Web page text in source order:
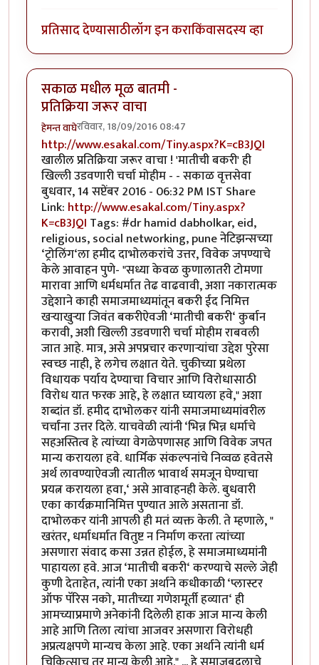
प्रतिसाद देण्यासाठीलॉग इन कराकिंवासदस्य व्हा
सकाळ मधील मूळ बातमी -
प्रतिक्रिया जरूर वाचा
हेमन्त वाघेरविवार, 18/09/2016 08:47
http://www.esakal.com/Tiny.aspx?K=cB3JQI
खालील प्रतिक्रिया जरूर वाचा ! 'मातीची बकरी' ही
खिल्ली उडवणारी चर्चा मोहीम - - सकाळ वृत्तसेवा
बुधवार, 14 सप्टेंबर 2016 - 06:32 PM IST Share
Link: http://www.esakal.com/Tiny.aspx?
K=cB3JQI Tags: #dr hamid dabholkar, eid,
religious, social networking, pune नेटिझन्सच्या
‘ट्रोलिंग‘ला हमीद दाभोलकरांचे उत्तर, विवेक जपण्याचे
केले आवाहन पुणे- "सध्या केवळ कुणालातरी टोमणा
मारावा आणि धर्मधर्मात तेढ वाढवावी, अशा नकारात्मक
उद्देशाने काही समाजमाध्यमांतून बकरी ईद निमित्त
खऱ्याखुऱ्या जिवंत बकरीऐवजी ‘मातीची बकरी‘ कुर्बान
करावी, अशी खिल्ली उडवणारी चर्चा मोहीम राबवली
जात आहे. मात्र, असे अपप्रचार करणाऱ्यांचा उद्देश पुरेसा
स्वच्छ नाही, हे लगेच लक्षात येते. चुकीच्या प्रथेला
विधायक पर्याय देण्याचा विचार आणि विरोधासाठी
विरोध यात फरक आहे, हे लक्षात घ्यायला हवे," अशा
शब्दांत डॉ. हमीद दाभोलकर यांनी समाजमाध्यमांवरील
चर्चांना उत्तर दिले. याचवेळी त्यांनी ‘भिन्न भिन्न धर्माचे
सहअस्तित्व हे त्यांच्या वेगळेपणासह आणि विवेक जपत
मान्य करायला हवे. धार्मिक संकल्पनांचे निव्वळ हवेतसे
अर्थ लावण्याऐवजी त्यातील भावार्थ समजून घेण्याचा
प्रयत्न करायला हवा,‘ असे आवाहनही केले. बुधवारी
एका कार्यक्रमानिमित्त पुण्यात आले असताना डॉ.
दाभोलकर यांनी आपली ही मतं व्यक्त केली. ते म्हणाले, "
खरंतर, धर्माधर्मात वितुष्ट न निर्माण करता त्यांच्या
असणारा संवाद कसा उन्नत होईल, हे समाजमाध्यमांनी
पाहायला हवे. आज ‘मातीची बकरी‘ करण्याचे सल्ले जेही
कुणी देताहेत, त्यांनी एका अर्थाने कधीकाळी ‘प्लास्टर
ऑफ पॅरिस नको, मातीच्या गणेशमूर्ती हव्यात‘ ही
आमच्याप्रमाणे अनेकांनी दिलेली हाक आज मान्य केली
आहे आणि तिला त्यांचा आजवर असणारा विरोधही
अप्रत्यक्षपणे मान्यच केला आहे. एका अर्थाने त्यांनी धर्म